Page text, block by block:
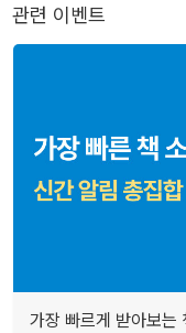
관련 이벤트
가장 빠르게 받아보는